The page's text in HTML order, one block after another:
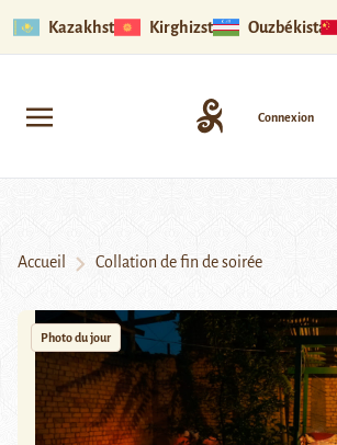
Kazakhstan Kirghizstan Ouzbékistan
Connexion
Accueil Collation de fin de soirée
Photo du jour